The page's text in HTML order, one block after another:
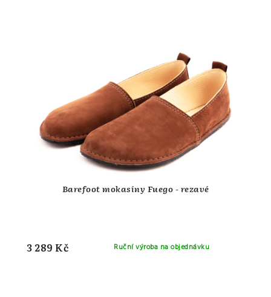
Barefoot mokasíny Fuego - rezavé
Ruční výroba na objednávku
3 289 Kč